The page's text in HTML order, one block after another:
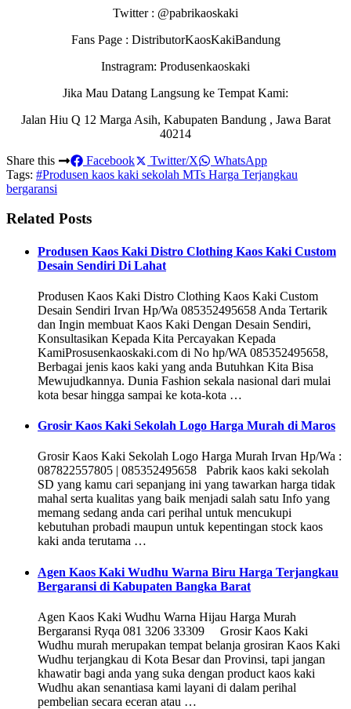
Twitter : @pabrikaoskaki
Fans Page : DistributorKaosKakiBandung
Instragram: Produsenkaoskaki
Jika Mau Datang Langsung ke Tempat Kami:
Jalan Hiu Q 12 Marga Asih, Kabupaten Bandung , Jawa Barat
40214
Share this
Facebook Twitter/X
WhatsApp
Tags: #Produsen kaos kaki sekolah MTs Harga Terjangkau
bergaransi
Related Posts
Produsen Kaos Kaki Distro Clothing Kaos Kaki Custom
Desain Sendiri Di Lahat
Produsen Kaos Kaki Distro Clothing Kaos Kaki Custom
Desain Sendiri Irvan Hp/Wa 085352495658 Anda Tertarik
dan Ingin membuat Kaos Kaki Dengan Desain Sendiri,
Konsultasikan Kepada Kita Percayakan Kepada
KamiProsusenkaoskaki.com di No hp/WA 085352495658,
Berbagai jenis kaos kaki yang anda Butuhkan Kita Bisa
Mewujudkannya. Dunia Fashion sekala nasional dari mulai
kota besar hingga sampai ke kota-kota …
Grosir Kaos Kaki Sekolah Logo Harga Murah di Maros
Grosir Kaos Kaki Sekolah Logo Harga Murah Irvan Hp/Wa :
087822557805 | 085352495658 Pabrik kaos kaki sekolah
SD yang kamu cari sepanjang ini yang tawarkan harga tidak
mahal serta kualitas yang baik menjadi salah satu Info yang
memang sedang anda cari perihal untuk mencukupi
kebutuhan probadi maupun untuk kepentingan stock kaos
kaki anda terutama …
Agen Kaos Kaki Wudhu Warna Biru Harga Terjangkau
Bergaransi di Kabupaten Bangka Barat
Agen Kaos Kaki Wudhu Warna Hijau Harga Murah
Bergaransi Ryqa 081 3206 33309 Grosir Kaos Kaki
Wudhu murah merupakan tempat belanja grosiran Kaos Kaki
Wudhu terjangkau di Kota Besar dan Provinsi, tapi jangan
khawatir bagi anda yang suka dengan product kaos kaki
Wudhu akan senantiasa kami layani di dalam perihal
pembelian secara eceran atau …